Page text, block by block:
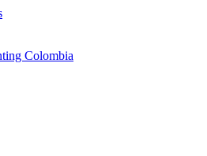
Colombia